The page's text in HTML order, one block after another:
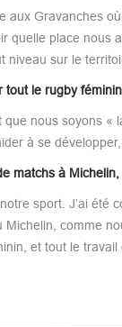
aux Gravanches
quelle place nous
niveau sur le
le rugby
nous soyons
à se
matchs à
sport. J’ai
comme
et tout le travail